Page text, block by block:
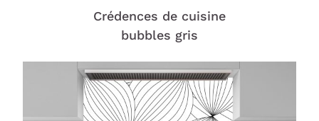
Crédences de cuisine
bubbles gris